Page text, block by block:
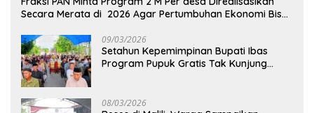
Secara Merata di 2026 Agar Pertumbuhan Ekonomi Bisa
09/03/2026
Setahun Kepemimpinan Bupati Ibas
Program Pupuk Gratis Tak Kunjung
08/03/2026